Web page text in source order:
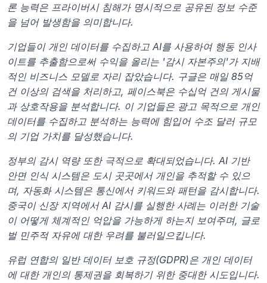
론 능력은 프라이버시 침해가 명시적으로 공유된 정보 수준
을 넘어 발생함을 의미합니다.
기업들이 개인 데이터를 수집하고 AI를 사용하여 행동 인사
이트를 추출함으로써 수익을 올리는 '감시 자본주의'가 지배
적인 비즈니스 모델로 자리 잡았습니다. 구글은 매일 85억
건 이상의 검색을 처리하고, 페이스북은 수십억 건의 게시물
과 상호작용을 분석합니다. 이 기업들은 광고 목적으로 개인
데이터를 수집하고 분석하는 능력에 힘입어 수조 달러 규모
의 기업 가치를 달성했습니다.
정부의 감시 역량 또한 극적으로 확대되었습니다. AI 기반
안면 인식 시스템은 도시 곳곳에서 개인을 추적할 수 있으
며, 자동화 시스템은 통신에서 키워드와 패턴을 감시합니다.
중국이 신장 지역에서 AI 감시를 실행한 사례는 이러한 기술
이 어떻게 체계적인 억압을 가능하게 하는지 보여주며, 글로
벌 민주적 자유에 대한 우려를 불러일으킵니다.
유럽 연합의 일반 데이터 보호 규정(GDPR)은 개인 데이터
에 대한 개인의 통제권을 회복하기 위한 중대한 시도입니다.